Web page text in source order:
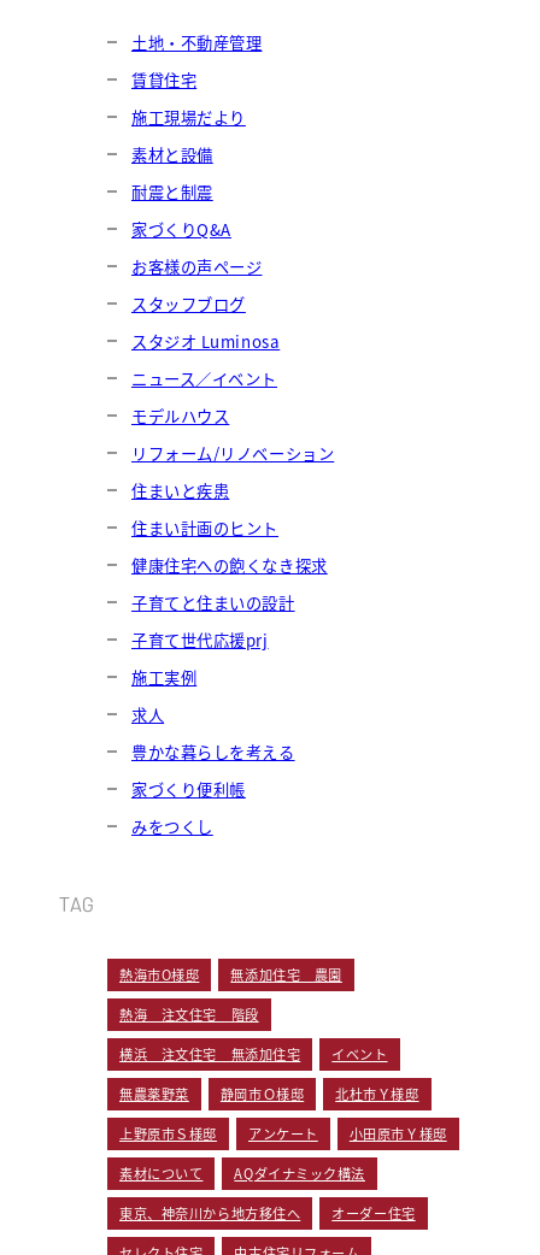
土地・不動産管理
賃貸住宅
施工現場だより
素材と設備
耐震と制震
家づくりQ&A
お客様の声ページ
スタッフブログ
スタジオ Luminosa
ニュース／イベント
モデルハウス
リフォーム/リノベーション
住まいと疾患
住まい計画のヒント
健康住宅への飽くなき探求
子育てと住まいの設計
子育て世代応援prj
施工実例
求人
豊かな暮らしを考える
家づくり便利帳
みをつくし
TAG
熱海市O様邸 無添加住宅 農園
熱海 注文住宅 階段
横浜 注文住宅 無添加住宅 イベント
無農薬野菜 静岡市Ｏ様邸 北杜市Ｙ様邸
上野原市Ｓ様邸 アンケート 小田原市Ｙ様邸
素材について AQダイナミック構法
東京、神奈川から地方移住へ オーダー住宅